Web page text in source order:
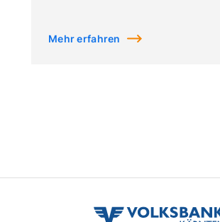
Mehr erfahren
volksbank